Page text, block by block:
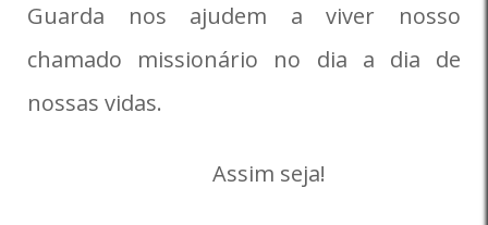
Guarda nos ajudem a viver nosso
chamado missionário no dia a dia de
nossas vidas.
Assim seja!